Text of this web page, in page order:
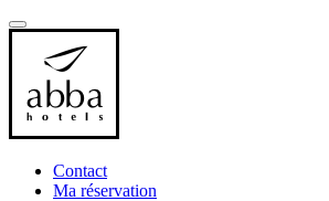
Contact
Ma réservation